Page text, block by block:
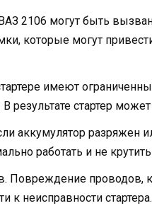
2106 могут быть
которые могут привести
имеют
результате стартер
аккумулятор разряжен
работать и не
Повреждение проводов,
к неисправности стартера.